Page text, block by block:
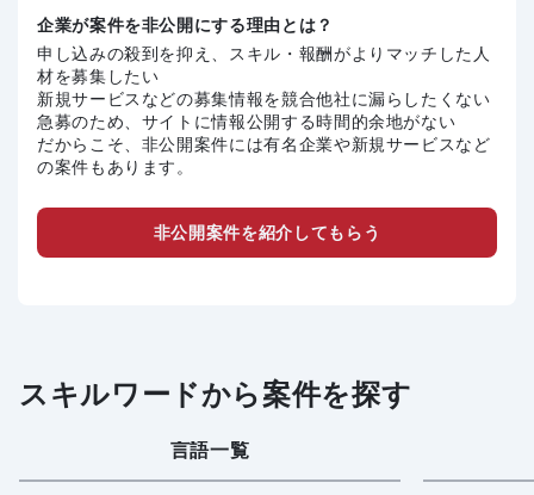
企業が案件を非公開にする理由とは？
申し込みの殺到を抑え、スキル・報酬がよりマッチした人
材を募集したい
新規サービスなどの募集情報を競合他社に漏らしたくない
急募のため、サイトに情報公開する時間的余地がない
だからこそ、非公開案件には有名企業や新規サービスなど
の案件もあります。
非公開案件を紹介してもらう
スキルワードから案件を探す
言語一覧